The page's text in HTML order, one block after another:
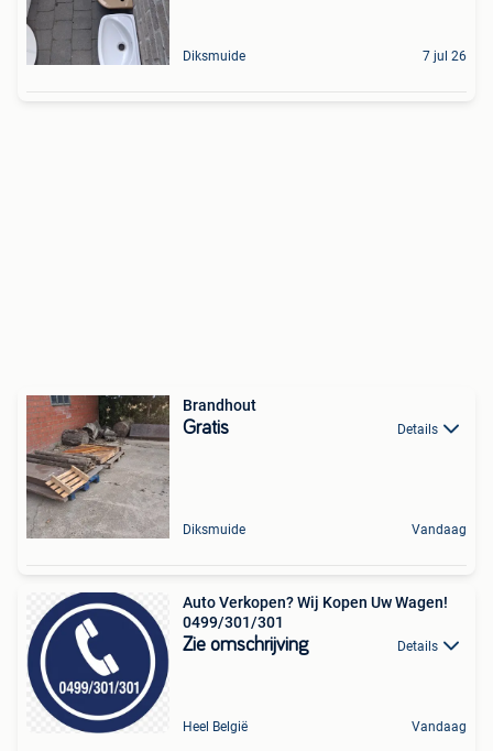
Diksmuide 7 jul 26
Brandhout
Gratis Details
Diksmuide Vandaag
Auto Verkopen? Wij Kopen Uw Wagen!
0499/301/301
Zie omschrijving Details
Heel België Vandaag